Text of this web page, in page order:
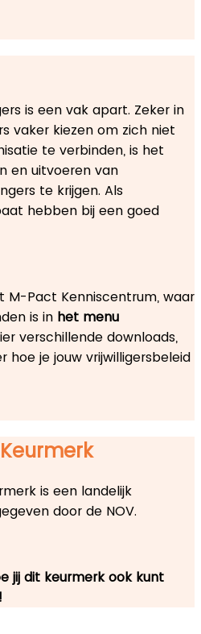
is een vak apart. Zeker in
vaker kiezen om zich niet
te verbinden, is het
en uitvoeren van
te krijgen. Als
hebben bij een goed
M-Pact Kenniscentrum, waar
is in het menu
verschillende downloads,
hoe je jouw vrijwilligersbeleid
is een landelijk
door de NOV.
jij dit keurmerk ook kunt